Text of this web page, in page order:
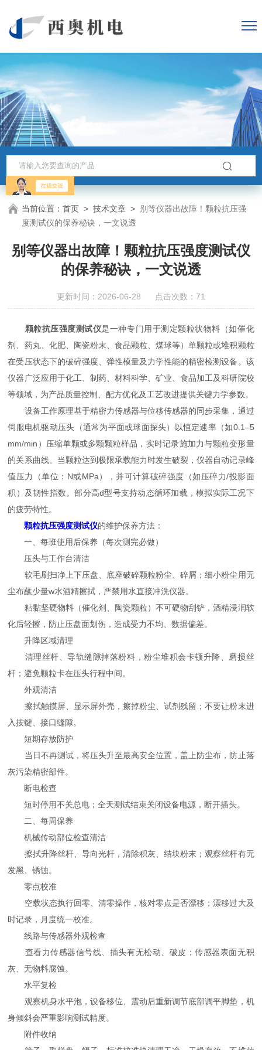
当前位置：首页 >技术文章 > 别等仪器出故障！颗粒抗压强
度测试仪的保养秘诀，一文说透
别等仪器出故障！颗粒抗压强度测试仪
的保养秘诀，一文说透
更新时间：2026-06-28 点击次数：71
颗粒抗压强度测试仪是一种专门用于测定颗粒状物料（如催化
剂、药丸、化肥、陶瓷粉末、食品颗粒、煤球等）单颗粒或堆积颗粒
在受压状态下的破碎强度、弹性模量及力学性能的精密检测设备。该
仪器广泛应用于化工、制药、材料科学、矿业、食品加工及科研院校
等领域，为产品质量控制、配方优化及工艺改进提供关键力学参数。
设备工作原理基于精密力传感器与位移传感器的同步采集，通过
伺服电机驱动压头（通常为平面或球面探头）以恒定速率（如0.1–5
mm/min）压缩单颗或多颗颗粒样品，实时记录施加力与颗粒变形量
的关系曲线。当颗粒达到极限承载能力时发生破裂，仪器自动记录峰
值压力（单位：N或MPa），并可计算破碎强度（如压碎力/投影面
积）及韧性指数。部分高d型号支持动态循环加载，模拟实际工况下
的疲劳特性。
颗粒抗压强度测试仪的维护保养方法：
一、每班使用后保养（每次测完必做）
压头与工作台清洁
软毛刷扫净上下压盘、底座破碎颗粒粉尘、碎屑；细小粉尘用无
尘布蘸少量w水酒精擦拭，严禁用水直接冲洗仪器。
粘黏坚硬物料（催化剂、陶瓷颗粒）不可硬物刮铲，酒精浸润软
化后轻擦，防止压盘面划伤，造成受力不均、数据偏差。
升降区域清理
清理丝杆、导轨缝隙掉落粉料，粉尘堆积会卡顿升降、磨损丝
杆；避免颗粒卡在压头行程中间。
外观清洁
擦拭触摸屏、显示屏外壳，擦掉粉尘、试剂残留；不要让粉末进
入按键、接口缝隙。
短期存放防护
当日不再测试，将压头升至最高安全位置，盖上防尘布，防止落
灰污染精密部件。
断电检查
短时停用不关总电；全天测试结束关闭设备电源，断开插头。
二、每周保养
机械传动部位检查清洁
擦拭升降丝杆、导向光杆，清除积灰、结块粉末；观察丝杆有无
发黑、锈蚀。
零点校准
空载状态执行回零、清零操作，核对零点是否漂移；漂移过大及
时记录，月度统一校准。
线路与传感器外观检查
查看力传感器信号线、插头有无松动、破皮；传感器表面无积
灰、无物料腐蚀。
水平复检
观察机身水平泡，设备移位、震动后重新调节底部调平脚垫，机
身倾斜会严重影响测试精度。
附件收纳